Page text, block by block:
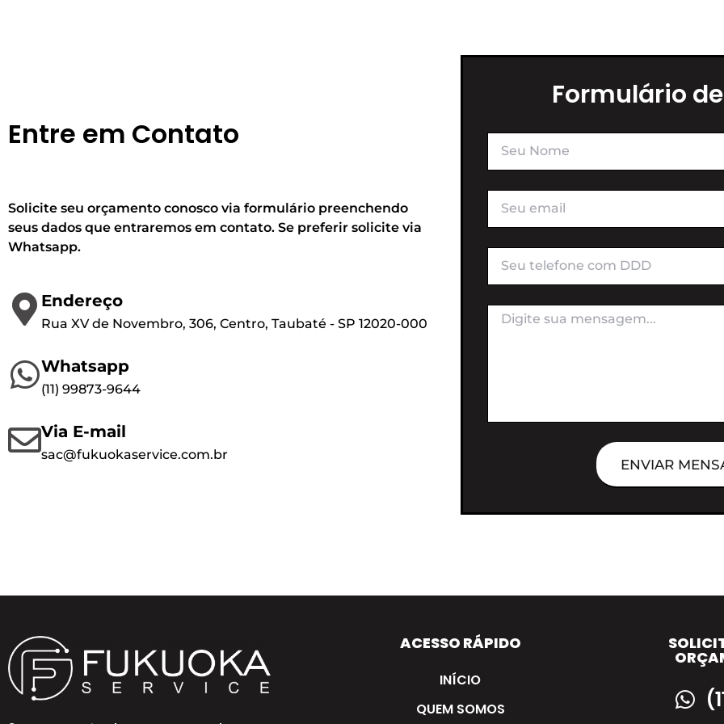
Entre em Contato
Solicite seu orçamento conosco via formulário preenchendo
seus dados que entraremos em contato. Se preferir solicite via
Whatsapp.
Endereço
Rua XV de Novembro, 306, Centro, Taubaté - SP 12020-000
Whatsapp
(11) 99873-9644
Via E-mail
sac@fukuokaservice.com.br
Formulário
ENVIAR
ACESSO RÁPIDO
INÍCIO
QUEM SOMOS